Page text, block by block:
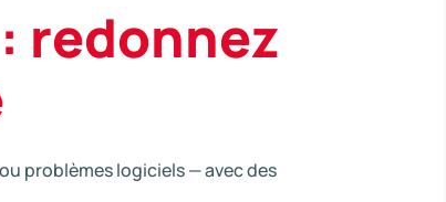
redonnez
problèmes logiciels — avec des